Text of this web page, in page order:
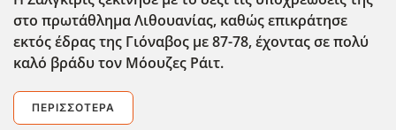
στο πρωτάθλημα Λιθουανίας, καθώς επικράτησε
εκτός έδρας της Γιόναβος με 87-78, έχοντας σε πολύ
καλό βράδυ τον Μόουζες Ράιτ.
ΠΕΡΙΣΣΌΤΕΡΑ